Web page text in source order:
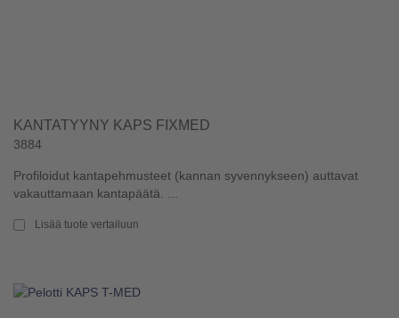
KANTATYYNY KAPS FIXMED
3884
Profiloidut kantapehmusteet (kannan syvennykseen) auttavat
vakauttamaan kantapäätä. ...
Lisää tuote vertailuun